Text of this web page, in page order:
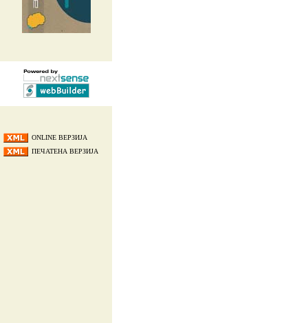
ONLINE ВЕРЗИЈА
ПЕЧАТЕНА ВЕРЗИЈА